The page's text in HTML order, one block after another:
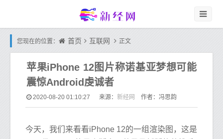
您现在的位置： 首页 互联网 正文
苹果iPhone 12图片称诺基亚梦想可能
震惊Android虔诚者
2020-08-20 01:10:27 来源： 新经网 作者：冯思韵
今天，我们来看看iPhone 12的一组渲染图，这是